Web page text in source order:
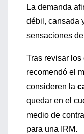
La demanda
débil, cansada
sensaciones
Tras revisar
recomendó el
consideren la
quedar en el
medio de
para una IRM.